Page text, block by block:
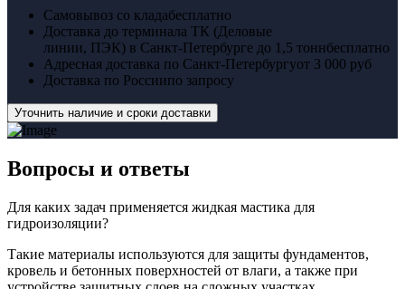
Самовывоз со кладабесплатно
Доставка до терминала ТК (Деловые
линии, ПЭК) в Санкт-Петербурге до 1,5 тоннбесплатно
Адресная доставка по Санкт-Петербургуот 3 000 руб
Доставка по Россиипо запросу
Уточнить наличие и сроки доставки
Вопросы и ответы
Для каких задач применяется жидкая мастика для
гидроизоляции?
Такие материалы используются для защиты фундаментов,
кровель и бетонных поверхностей от влаги, а также при